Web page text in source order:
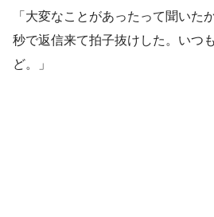
「大変なことがあったって聞いた
秒で返信来て拍子抜けした。いつ
ど。」